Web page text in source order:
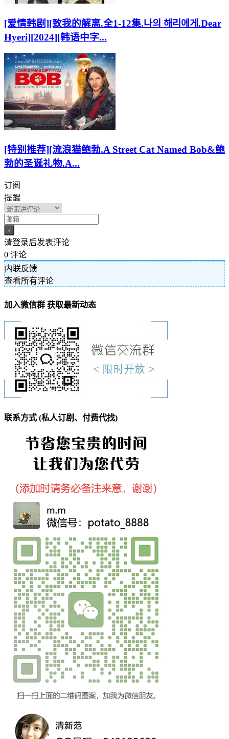
[爱情韩剧][致我的解离.全1-12集.나의 해리에게.Dear
Hyeri][2024][韩语中字...
[特别推荐][流浪猫鲍勃.A Street Cat Named Bob&鲍
勃的圣诞礼物.A...
订阅
提醒
请登录后发表评论
0 评论
内联反馈
查看所有评论
加入微信群 获取最新动态
联系方式 (私人订剧、付费代找)